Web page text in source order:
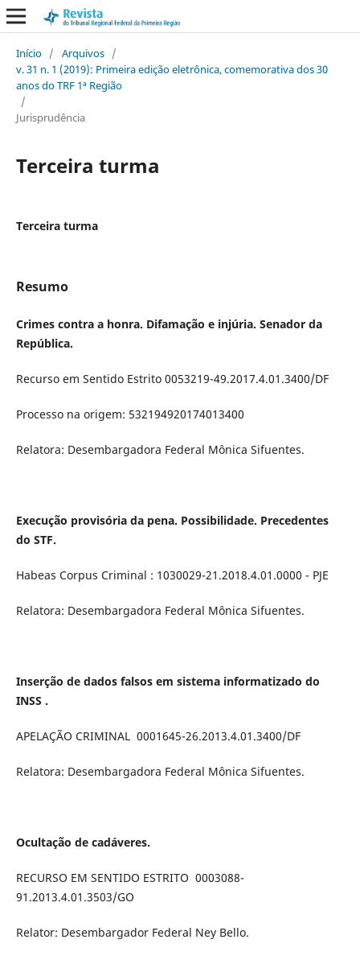
Início / Arquivos /
v. 31 n. 1 (2019): Primeira edição eletrônica, comemorativa dos 30
anos do TRF 1ª Região
/
Jurisprudência
Terceira turma
Terceira turma
Resumo
Crimes contra a honra. Difamação e injúria. Senador da
República.
Recurso em Sentido Estrito 0053219-49.2017.4.01.3400/DF
Processo na origem: 532194920174013400
Relatora: Desembargadora Federal Mônica Sifuentes.
Execução provisória da pena. Possibilidade. Precedentes
do STF.
Habeas Corpus Criminal : 1030029-21.2018.4.01.0000 - PJE
Relatora: Desembargadora Federal Mônica Sifuentes.
Inserção de dados falsos em sistema informatizado do
INSS .
APELAÇÃO CRIMINAL 0001645-26.2013.4.01.3400/DF
Relatora: Desembargadora Federal Mônica Sifuentes.
Ocultação de cadáveres.
RECURSO EM SENTIDO ESTRITO 0003088-
91.2013.4.01.3503/GO
Relator: Desembargador Federal Ney Bello.